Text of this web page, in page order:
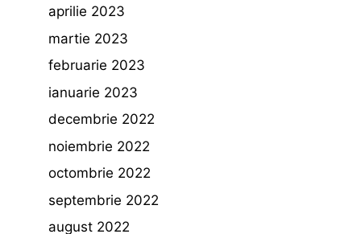
aprilie 2023
martie 2023
februarie 2023
ianuarie 2023
decembrie 2022
noiembrie 2022
octombrie 2022
septembrie 2022
august 2022